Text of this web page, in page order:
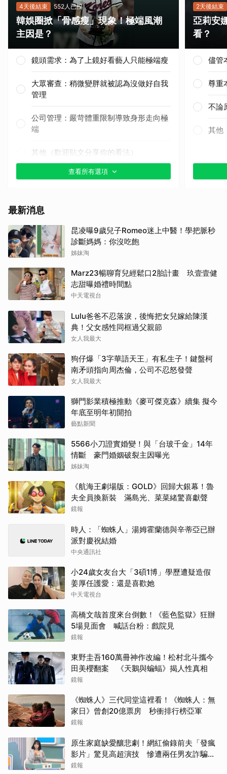
4天後結束 552人已投
韓娛圈掀「骨感瘦」現象！極端風潮
主因是？
鏡頭需求：為了上鏡好看藝人只能極端瘦
大眾審查：稍微變胖就被認為沒做好自我
管理
公司管理：嚴苛體重限制導致身形走向極
端
其他（歡迎貼文分享你的看法）
查看所有選項
2天後結束
亞莉安
看？
儘管
尊重
不論
其他
最新消息
昆凌曝9歲兒子Romeo迷上中醫！學把脈秒
診斷媽媽：你沒吃飽
姊妹淘
Marz23暢聊育兒經鬆口2胎計畫 玖壹壹健
志甜曝婚禮時間點
中天電視台
Lulu爸爸不忍落淚，後悔把女兒嫁給陳漢
典！父女感性同框過父親節
女人我最大
狗仔爆「3字華語天王」有私生子！鍵盤柯
南矛頭指向周杰倫，公司不忍怒發聲
女人我最大
獅門影業積極推動《麥可傑克森》續集 擬今
年底至明年初開拍
藝點新聞
5566小刀證實婚變！與「台玻千金」14年
情斷 豪門婚姻破裂主因曝光
姊妹淘
《航海王劇場版：GOLD》回歸大銀幕！魯
夫全員換新裝 滿島光、菜菜緒驚喜獻聲
鏡報
時人：「蜘蛛人」湯姆霍蘭德與辛蒂亞已辦
派對慶祝結婚
中央通訊社
小24歲女友台大「3碩1博」學歷遭疑造假
姜厚任護愛：還是喜歡她
中天電視台
高橋文哉首度來台倒數！《藍色監獄》狂辦
5場見面會 喊話台粉：戲院見
鏡報
東野圭吾160萬冊神作改編！松村北斗攜今
田美櫻翻案 《天鵝與蝙蝠》揭人性真相
鏡報
《蜘蛛人》三代同堂這裡看！《蜘蛛人：無
家日》曾創20億票房 秒衝排行榜亞軍
鏡報
原生家庭缺愛釀悲劇！網紅偷錄前夫「發瘋
影片」驚見高超演技 慘遭兩任男友詐騙
2000多萬
鏡報